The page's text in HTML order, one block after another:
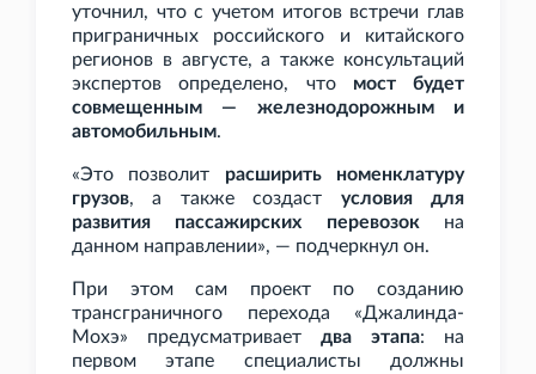
уточнил, что с учетом итогов встречи глав
приграничных российского и китайского
регионов в августе, а также консультаций
экспертов определено, что мост будет
совмещенным — железнодорожным и
автомобильным.
«Это позволит расширить номенклатуру
грузов, а также создаст условия для
развития пассажирских перевозок на
данном направлении», — подчеркнул он.
При этом сам проект по созданию
трансграничного перехода «Джалинда-
Мохэ» предусматривает два этапа: на
первом этапе специалисты должны